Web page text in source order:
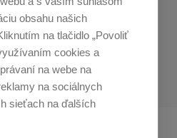
obsahu našich
na tlačidlo „Povoliť
cookies a
na webe na
na sociálnych
sieťach na ďalších